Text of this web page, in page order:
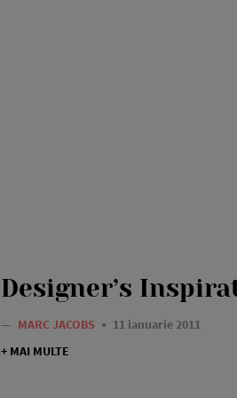
Designer’s
— MARC JACOBS
11 ianuarie 2011
+ MAI MULTE